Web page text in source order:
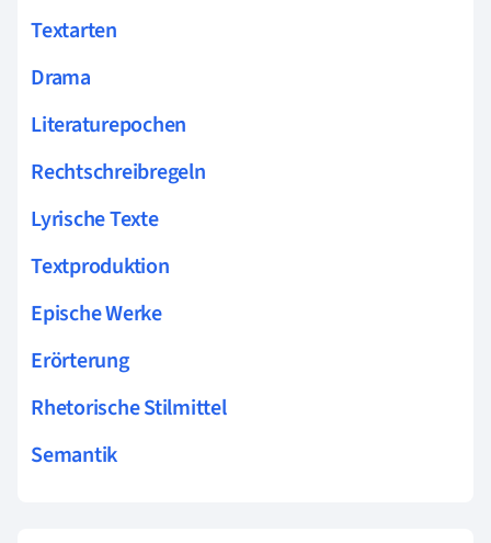
Textarten
Drama
Literaturepochen
Rechtschreibregeln
Lyrische Texte
Textproduktion
Epische Werke
Erörterung
Rhetorische Stilmittel
Semantik